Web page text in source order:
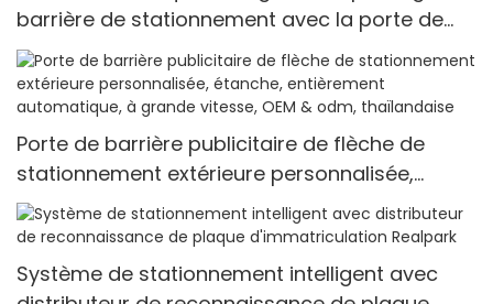
barrière de stationnement avec la porte de
barrière de trafic de barrière de boom de
carte
Porte de barrière publicitaire de flèche de
stationnement extérieure personnalisée,
étanche, entièrement automatique, à grande
vitesse, OEM & odm, thaïlandaise
Système de stationnement intelligent avec